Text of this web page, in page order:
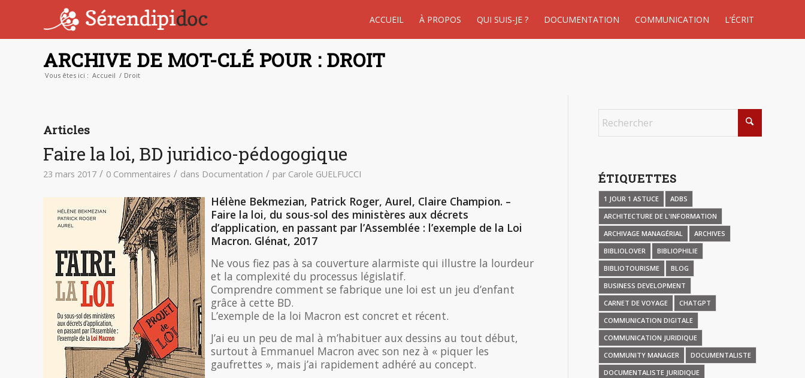
ACCUEIL À PROPOS QUI SUIS-JE ? DOCUMENTATION COMMUNICATION L’ÉCRIT
ARCHIVE DE MOT-CLÉ POUR : DROIT
Vous êtes ici : Accueil / Droit
Articles
Faire la loi, BD juridico-pédogogique
23 mars 2017 / 0 Commentaires / dans Documentation / par Carole GUELFUCCI
Hélène Bekmezian, Patrick Roger, Aurel, Claire Champion. –
Faire la loi, du sous-sol des ministères aux décrets
d’application, en passant par l’Assemblée : l’exemple de la Loi
Macron. Glénat, 2017
Ne vous fiez pas à sa couverture alarmiste qui illustre la lourdeur
et la complexité du processus législatif.
Comprendre comment se fabrique une loi est un jeu d’enfant
grâce à cette BD.
L’exemple de la loi Macron est concret et récent.
J’ai eu un peu de mal à m’habituer aux dessins au tout début,
surtout à Emmanuel Macron avec son nez à « piquer les
gaufrettes », mais j’ai rapidement adhéré au concept.
ÉTIQUETTES
1 JOUR 1 ASTUCE
ADBS
ARCHITECTURE DE L'INFORMATION
ARCHIVAGE MANAGÉRIAL
ARCHIVES
BIBLIOLOVER
BIBLIOPHILIE
BIBLIOTOURISME
BLOG
BUSINESS DEVELOPMENT
CARNET DE VOYAGE
CHATGPT
COMMUNICATION DIGITALE
COMMUNICATION JURIDIQUE
COMMUNITY MANAGER
DOCUMENTALISTE
DOCUMENTALISTE JURIDIQUE